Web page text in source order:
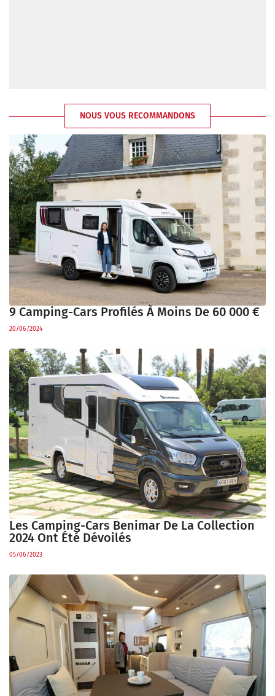
NOUS VOUS RECOMMANDONS
9 Camping-Cars Profilés À Moins De 60 000 €
20/06/2024
Les Camping-Cars Benimar De La Collection
2024 Ont Été Dévoilés
05/06/2023